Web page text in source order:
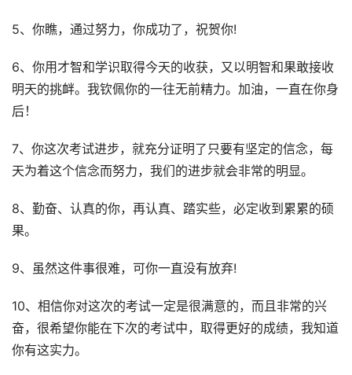
5、你瞧，通过努力，你成功了，祝贺你!
6、你用才智和学识取得今天的收获，又以明智和果敢接收
明天的挑衅。我钦佩你的一往无前精力。加油，一直在你身
后！
7、你这次考试进步，就充分证明了只要有坚定的信念，每
天为着这个信念而努力，我们的进步就会非常的明显。
8、勤奋、认真的你，再认真、踏实些，必定收到累累的硕
果。
9、虽然这件事很难，可你一直没有放弃!
10、相信你对这次的考试一定是很满意的，而且非常的兴
奋，很希望你能在下次的考试中，取得更好的成绩，我知道
你有这实力。